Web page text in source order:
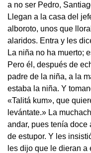
a no ser Pedro,
Llegan a la casa del
alboroto, unos que
alaridos. Entra y les
La niña no ha muerto;
Pero él, después de
padre de la niña, a la
estaba la niña. Y
«Talitá kum», que
levántate.» La
andar, pues tenía doce
de estupor. Y les
les dijo que le dieran a